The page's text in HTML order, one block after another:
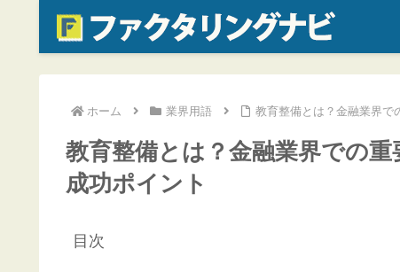
ホーム 業界用語 教育整備とは？金融業界で
教育整備とは？金融業界での
成功ポイント
目次